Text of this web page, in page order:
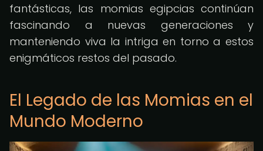
fantásticas, las momias egipcias continúan
fascinando a nuevas generaciones y
manteniendo viva la intriga en torno a estos
enigmáticos restos del pasado.
El Legado de las Momias en el
Mundo Moderno